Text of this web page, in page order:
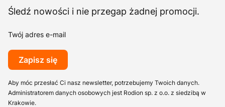
Śledź nowości i nie przegap żadnej promocji.
Twój adres e-mail
Zapisz się
Aby móc przesłać Ci nasz newsletter, potrzebujemy Twoich danych.
Administratorem danych osobowych jest Rodion sp. z o.o. z siedzibą w
Krakowie.